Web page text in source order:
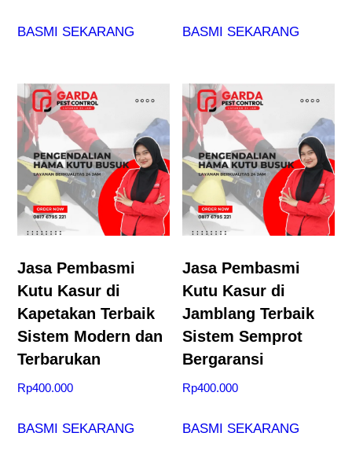
BASMI SEKARANG BASMI SEKARANG
Jasa Pembasmi
Kutu Kasur di
Kapetakan Terbaik
Sistem Modern dan
Terbarukan
Rp400.000
BASMI SEKARANG
Jasa Pembasmi
Kutu Kasur di
Jamblang Terbaik
Sistem Semprot
Bergaransi
Rp400.000
BASMI SEKARANG